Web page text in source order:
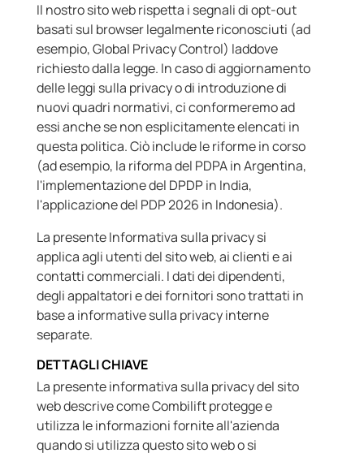
Il nostro sito web rispetta i segnali di opt-out
basati sul browser legalmente riconosciuti (ad
esempio, Global Privacy Control) laddove
richiesto dalla legge. In caso di aggiornamento
delle leggi sulla privacy o di introduzione di
nuovi quadri normativi, ci conformeremo ad
essi anche se non esplicitamente elencati in
questa politica. Ciò include le riforme in corso
(ad esempio, la riforma del PDPA in Argentina,
l'implementazione del DPDP in India,
l'applicazione del PDP 2026 in Indonesia).
La presente Informativa sulla privacy si
applica agli utenti del sito web, ai clienti e ai
contatti commerciali. I dati dei dipendenti,
degli appaltatori e dei fornitori sono trattati in
base a informative sulla privacy interne
separate.
DETTAGLI CHIAVE
La presente informativa sulla privacy del sito
web descrive come Combilift protegge e
utilizza le informazioni fornite all'azienda
quando si utilizza questo sito web o si